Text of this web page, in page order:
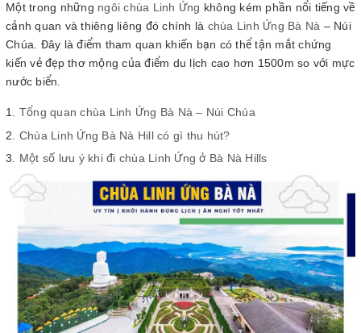
Một trong những ngôi chùa Linh Ứng không kém phần nổi tiếng về
cảnh quan và thiêng liêng đó chính là chùa Linh Ứng Bà Nà – Núi
Chúa. Đây là điểm tham quan khiến bạn có thể tận mắt chứng
kiến vẻ đẹp thơ mộng của điểm du lịch cao hơn 1500m so với mực
nước biển.
Tổng quan chùa Linh Ứng Bà Nà – Núi Chúa
Chùa Linh Ứng Bà Nà Hill có gì thu hút?
Một số lưu ý khi đi chùa Linh Ứng ở Bà Nà Hills